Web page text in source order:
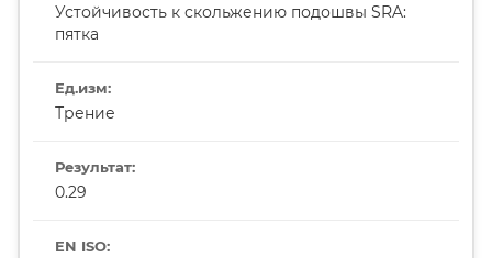
Устойчивость к скольжению подошвы SRA:
пятка
Трение
0.29